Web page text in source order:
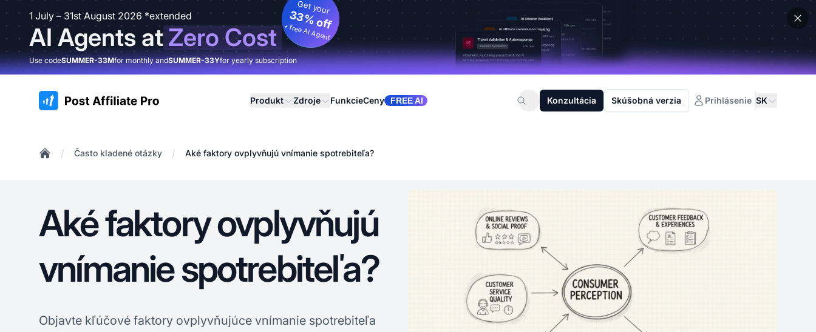
1 July – 31st August 2026 *extended
AI Agents atZero Cost
Get your
33% off
+ free AI Agent
Use codeSUMMER-33Mfor monthly andSUMMER-33Yfor yearly subscription
:site.title Produkt Zdroje FunkcieCeny FREE AI Konzultácia Skúšobná verzia Prihlásenie SK
/ Často kladené otázky / Aké faktory ovplyvňujú vnímanie spotrebiteľa?
Aké faktory ovplyvňujú
vnímanie spotrebiteľa?
Objavte kľúčové faktory ovplyvňujúce vnímanie spotrebiteľa